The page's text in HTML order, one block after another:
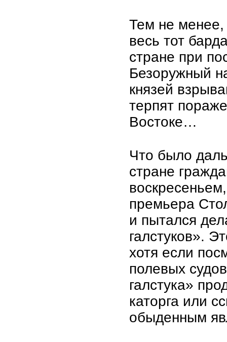
Тем не менее,
весь тот
стране при
Безоружный
князей
терпят
Востоке…
Что было
стране
премьера
и пытался
галстуков».
хотя если
полевых
галстука»
каторга или
обыденным